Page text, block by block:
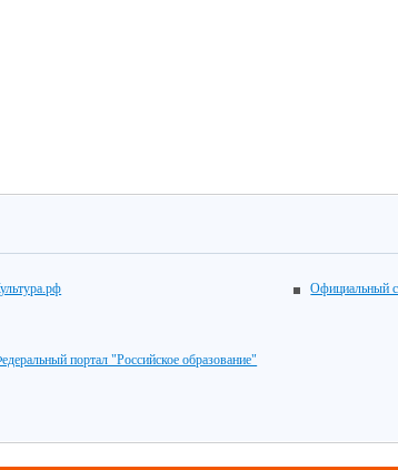
Официальный
портал "Российское образование"